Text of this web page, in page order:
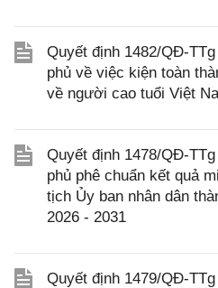
Quyết định 1482/QĐ-
phủ về việc kiện toàn
về người cao tuổi Việt
Quyết định 1478/QĐ-
phủ phê chuẩn kết quả
tịch Ủy ban nhân dân
2026 - 2031
Quyết định 1479/QĐ-